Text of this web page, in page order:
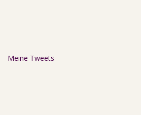
Meine Tweets